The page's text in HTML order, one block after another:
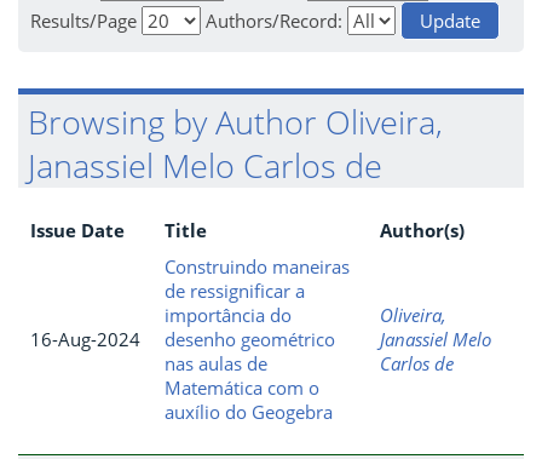
Results/Page
Authors/Record:
Browsing by Author Oliveira,
Janassiel Melo Carlos de
Issue Date Title Author(s)
16-Aug-2024
Construindo maneiras
de ressignificar a
importância do
desenho geométrico
nas aulas de
Matemática com o
auxílio do Geogebra
Oliveira,
Janassiel Melo
Carlos de